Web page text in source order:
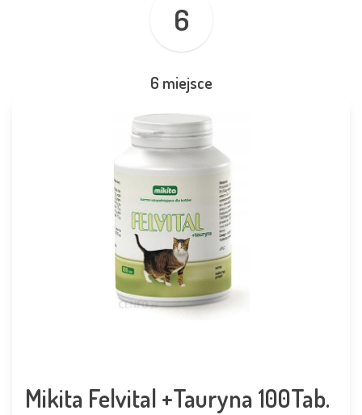
6
6 miejsce
Mikita Felvital +Tauryna 100Tab.